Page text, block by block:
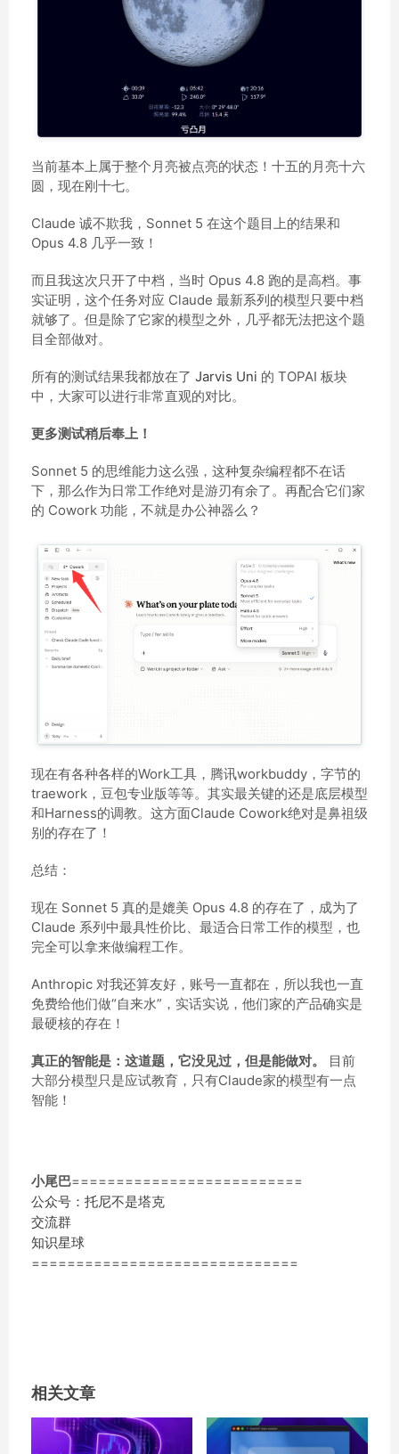
当前基本上属于整个月亮被点亮的状态！十五的月亮十六
圆，现在刚十七。
Claude 诚不欺我，Sonnet 5 在这个题目上的结果和
Opus 4.8 几乎一致！
而且我这次只开了中档，当时 Opus 4.8 跑的是高档。事
实证明，这个任务对应 Claude 最新系列的模型只要中档
就够了。但是除了它家的模型之外，几乎都无法把这个题
目全部做对。
所有的测试结果我都放在了 Jarvis Uni 的 TOPAI 板块
中，大家可以进行非常直观的对比。
更多测试稍后奉上！
Sonnet 5 的思维能力这么强，这种复杂编程都不在话
下，那么作为日常工作绝对是游刃有余了。再配合它们家
的 Cowork 功能，不就是办公神器么？
现在有各种各样的Work工具，腾讯workbuddy，字节的
traework，豆包专业版等等。其实最关键的还是底层模型
和Harness的调教。这方面Claude Cowork绝对是鼻祖级
别的存在了！
总结：
现在 Sonnet 5 真的是媲美 Opus 4.8 的存在了，成为了
Claude 系列中最具性价比、最适合日常工作的模型，也
完全可以拿来做编程工作。
Anthropic 对我还算友好，账号一直都在，所以我也一直
免费给他们做“自来水”，实话实说，他们家的产品确实是
最硬核的存在！
真正的智能是：这道题，它没见过，但是能做对。
目前
大部分模型只是应试教育，只有Claude家的模型有一点
智能！
小尾巴==========================
公众号：托尼不是塔克
交流群
知识星球
==============================
相关文章